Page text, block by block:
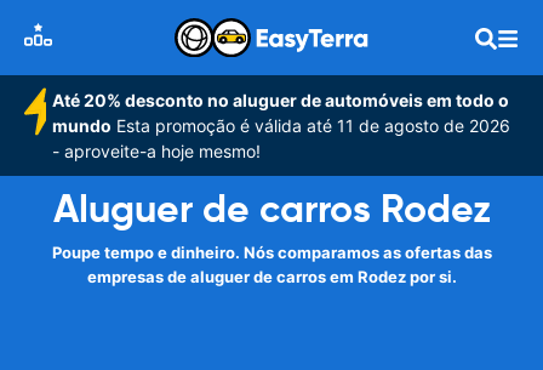
Até 20% desconto no aluguer de automóveis em todo o
mundo Esta promoção é válida até 11 de agosto de 2026
- aproveite-a hoje mesmo!
Aluguer de carros Rodez
Poupe tempo e dinheiro. Nós comparamos as ofertas das
empresas de aluguer de carros em Rodez por si.